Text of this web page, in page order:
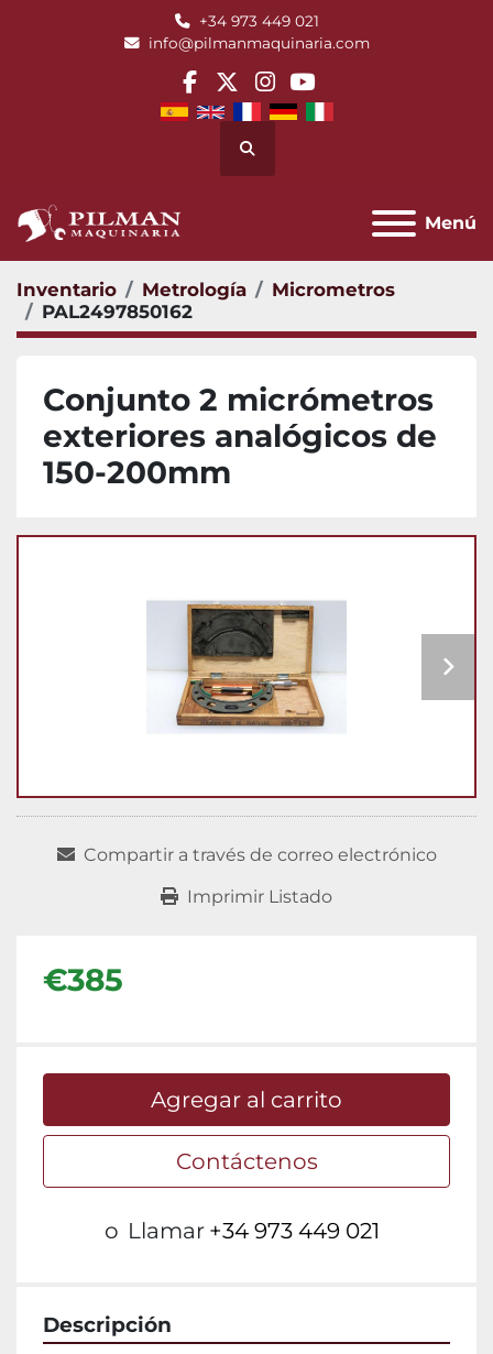
+34 973 449 021
info@pilmanmaquinaria.com
facebook
twitterinstagram
youtube
Buscar
Menú
Inventario Metrología
Micrometros
PAL2497850162
Conjunto 2 micrómetros
exteriores analógicos de
150-200mm
Compartir a través de correo electrónico
Imprimir Listado
€385
Agregar al carrito
Contáctenos
o Llamar +34 973 449 021
Descripción